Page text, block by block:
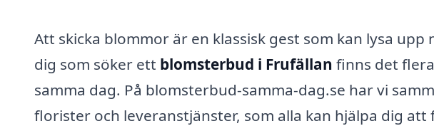
Att skicka blommor är en klassisk gest som kan lysa
dig som söker ett blomsterbud i Frufällan finns det
samma dag. På blomsterbud-samma-dag.se har vi
florister och leveranstjänster, som alla kan hjälpa dig